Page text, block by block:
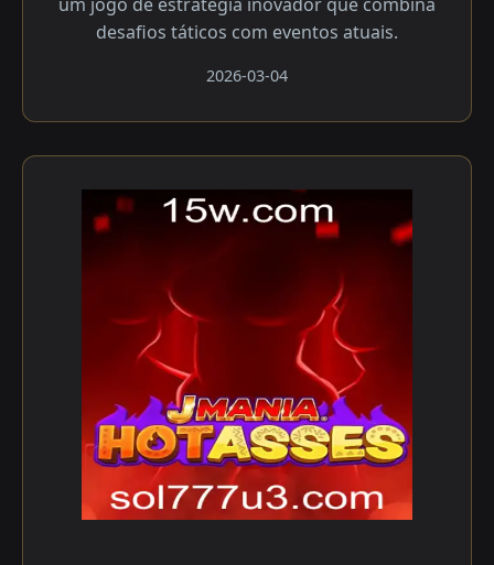
desafios táticos com eventos atuais.
2026-03-04